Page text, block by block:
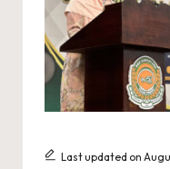
Last updated on